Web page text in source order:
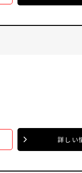
詳しい